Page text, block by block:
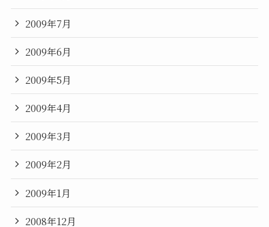
2009年7月
2009年6月
2009年5月
2009年4月
2009年3月
2009年2月
2009年1月
2008年12月